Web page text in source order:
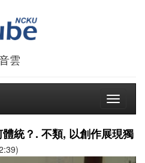
雲
Toggle
統？. 不類, 以創作展現獨